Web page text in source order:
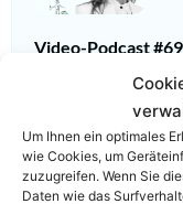
Um Ihnen ein optimales
wie Cookies, um
zuzugreifen. Wenn Sie
Daten wie das
Video-Podcast